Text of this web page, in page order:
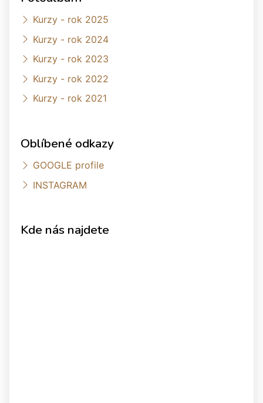
Kurzy - rok 2025
Kurzy - rok 2024
Kurzy - rok 2023
Kurzy - rok 2022
Kurzy - rok 2021
Oblíbené odkazy
GOOGLE profile
INSTAGRAM
Kde nás najdete